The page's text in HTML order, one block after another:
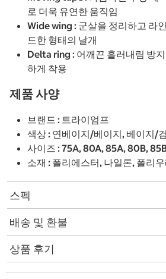
로 더욱 유연한 움직임
Wide wing : 군살을 정리하고 라
드한 형태의 날개
Delta ring : 어깨끈 흘러내림 방
하게 착용
제품 사양
브랜드 : 트라이엄프
색상 : 연베이지/베이지, 베이지/
사이즈 : 75A, 80A, 85A, 80B,
소재 : 폴리에스터, 나일론, 폴리
스펙
배송 및 환불
상품 후기